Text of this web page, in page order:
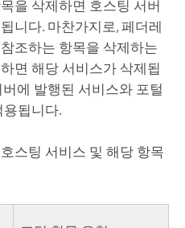
을 삭제하면 호스팅 서버
니다. 마찬가지로, 페더레
조하는 항목을 삭제하는
면 해당 서비스가 삭제됩
에 발행된 서비스와 포털
됩니다.
스팅 서비스 및 해당 항목